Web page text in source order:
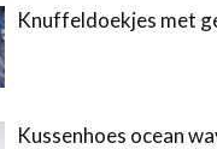
Knuffeldoekjes met
Kussenhoes ocean